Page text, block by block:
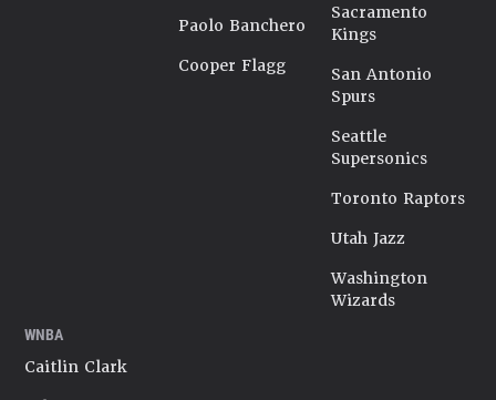
Paolo Banchero
Cooper Flagg
Sacramento
Kings
San Antonio
Spurs
Seattle
Supersonics
Toronto Raptors
Utah Jazz
Washington
Wizards
WNBA
Caitlin Clark